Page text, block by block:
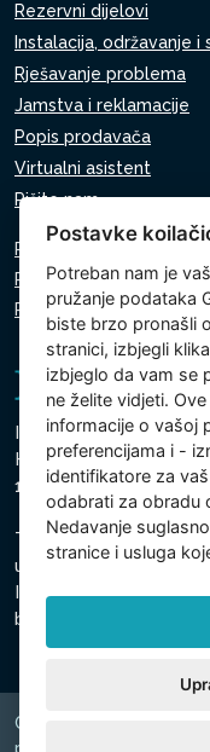
Rezervni dijelovi
Instalacija, održavanje i
Rješavanje problema
Jamstva i reklamacije
Popis prodavača
Virtualni asistent
Pišite nam
Pravila o zaštiti osobnih
Pravila o korištenju
Postavke kolačića
Intex Trading, s.r.o.
Hradecká 2526/3
130 00 Prag 3 - Češka
Tvrtka je upisana pri
uložak 74759
Identifikacijski broj
broj: CZ26150808
Copyright © 2026 INTEX
Postavke
Potreban nam je
pružanje podataka
biste brzo pronašli
stranici, izbjegli
izbjeglo da vam se
ne želite vidjeti.
informacije o vašoj
preferencijama i -
identifikatore za
odabrati za obradu
Nedavanje
stranice i usluga